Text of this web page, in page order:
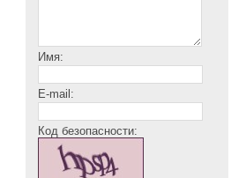
Имя:
E-mail:
Код безопасности: